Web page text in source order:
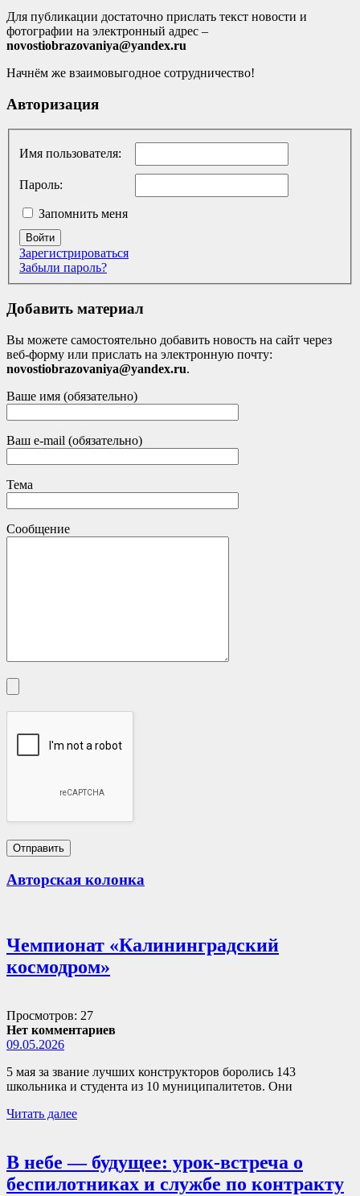
Для публикации достаточно прислать текст новости и
фотографии на электронный адрес –
novostiobrazovaniya@yandex.ru
Начнём же взаимовыгодное сотрудничество!
Авторизация
Имя пользователя:
Пароль:
Запомнить меня
Войти
Зарегистрироваться
Забыли пароль?
Добавить материал
Вы можете самостоятельно добавить новость на сайт через
веб-форму или прислать на электронную почту:
novostiobrazovaniya@yandex.ru.
Ваше имя (обязательно)
Ваш e-mail (обязательно)
Тема
Сообщение
Авторская колонка
Чемпионат «Калининградский
космодром»
Просмотров: 27
Нет комментариев
09.05.2026
5 мая за звание лучших конструкторов боролись 143
школьника и студента из 10 муниципалитетов. Они
Читать далее
В небе — будущее: урок-встреча о
беспилотниках и службе по контракту